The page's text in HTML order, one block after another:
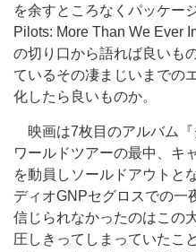
を余すところなくパッケー
Pilots: More Than We Ever
の切り口から語れば良いも
ているその凄まじいまでの
化したら良いものか。
映画は7枚目のアルバム
ワールドツアーの最中、キ
を動員しソールドアウトと
ディオGNPセグロスでの一
信じられなかったのはこの
圧しきってしまっていたこ